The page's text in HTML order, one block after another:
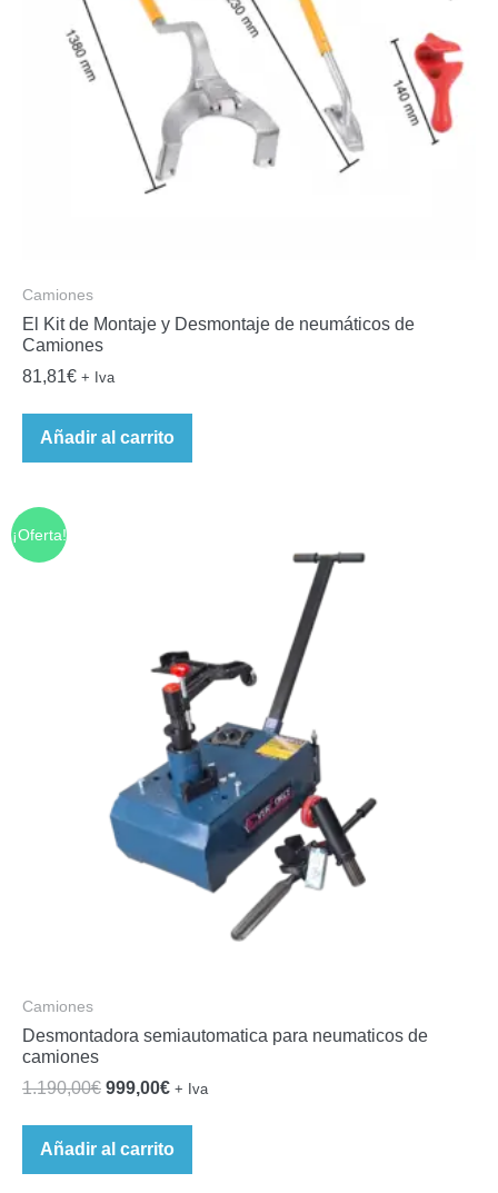
Camiones
El Kit de Montaje y Desmontaje de neumáticos de
Camiones
81,81€ + Iva
Añadir al carrito
¡Oferta!
Camiones
Desmontadora semiautomatica para neumaticos de
camiones
1.190,00€ El
original
era:
999,00€El
actual
es:
+ Iva
Añadir al carrito